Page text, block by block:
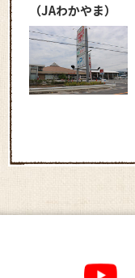
（JAわかやま）